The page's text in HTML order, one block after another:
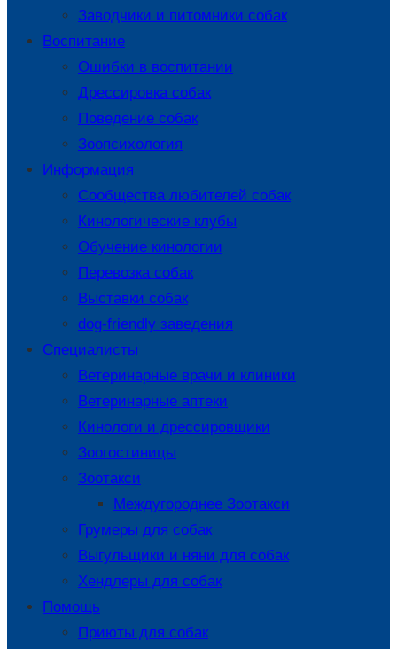
Заводчики и питомники собак
Воспитание
Ошибки в воспитании
Дрессировка собак
Поведение собак
Зоопсихология
Информация
Сообщества любителей собак
Кинологические клубы
Обучение кинологии
Перевозка собак
Выставки собак
dog-friendly заведения
Специалисты
Ветеринарные врачи и клиники
Ветеринарные аптеки
Кинологи и дрессировщики
Зоогостиницы
Зоотакси
Междугороднее Зоотакси
Грумеры для собак
Выгульщики и няни для собак
Хендлеры для собак
Помощь
Приюты для собак